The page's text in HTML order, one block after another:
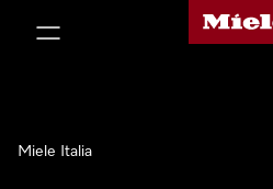
Homepage
Miele Italia